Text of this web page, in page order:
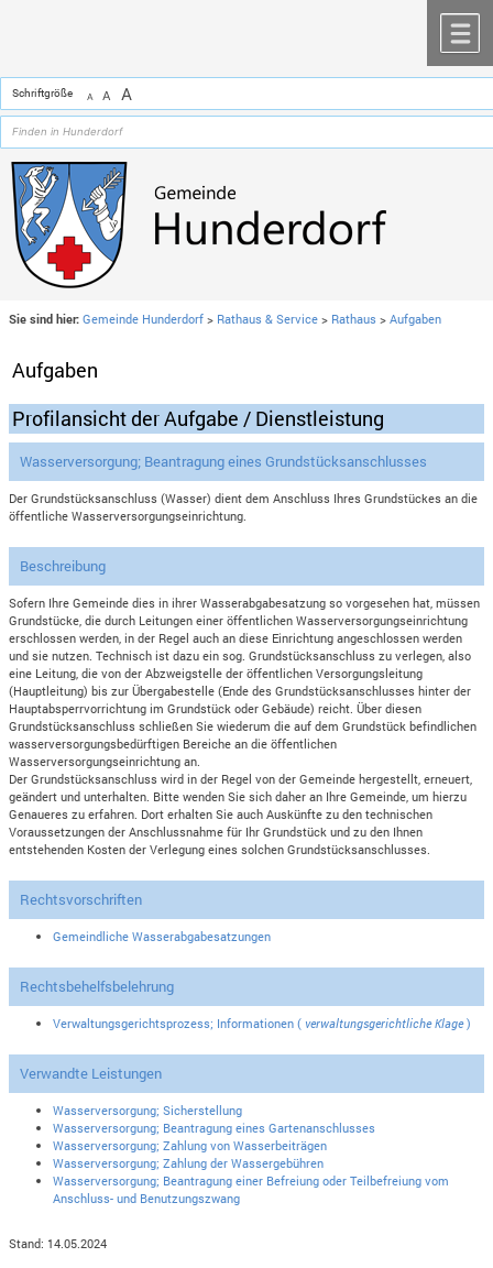
Schriftgröße A A A
Sie sind hier: Gemeinde Hunderdorf > Rathaus & Service > Rathaus >Aufgaben
Aufgaben
Profilansicht der Aufgabe / Dienstleistung
Wasserversorgung; Beantragung eines Grundstücksanschlusses
Der Grundstücksanschluss (Wasser) dient dem Anschluss Ihres Grundstückes an die
öffentliche Wasserversorgungseinrichtung.
Beschreibung
Sofern Ihre Gemeinde dies in ihrer Wasserabgabesatzung so vorgesehen hat, müssen
Grundstücke, die durch Leitungen einer öffentlichen Wasserversorgungseinrichtung
erschlossen werden, in der Regel auch an diese Einrichtung angeschlossen werden
und sie nutzen. Technisch ist dazu ein sog. Grundstücksanschluss zu verlegen, also
eine Leitung, die von der Abzweigstelle der öffentlichen Versorgungsleitung
(Hauptleitung) bis zur Übergabestelle (Ende des Grundstücksanschlusses hinter der
Hauptabsperrvorrichtung im Grundstück oder Gebäude) reicht. Über diesen
Grundstücksanschluss schließen Sie wiederum die auf dem Grundstück befindlichen
wasserversorgungsbedürftigen Bereiche an die öffentlichen
Wasserversorgungseinrichtung an.
Der Grundstücksanschluss wird in der Regel von der Gemeinde hergestellt, erneuert,
geändert und unterhalten. Bitte wenden Sie sich daher an Ihre Gemeinde, um hierzu
Genaueres zu erfahren. Dort erhalten Sie auch Auskünfte zu den technischen
Voraussetzungen der Anschlussnahme für Ihr Grundstück und zu den Ihnen
entstehenden Kosten der Verlegung eines solchen Grundstücksanschlusses.
Rechtsvorschriften
Gemeindliche Wasserabgabesatzungen
Rechtsbehelfsbelehrung
Verwaltungsgerichtsprozess; Informationen ( verwaltungsgerichtliche Klage)
Verwandte Leistungen
Wasserversorgung; Sicherstellung
Wasserversorgung; Beantragung eines Gartenanschlusses
Wasserversorgung; Zahlung von Wasserbeiträgen
Wasserversorgung; Zahlung der Wassergebühren
Wasserversorgung; Beantragung einer Befreiung oder Teilbefreiung vom
Anschluss- und Benutzungszwang
Stand: 14.05.2024